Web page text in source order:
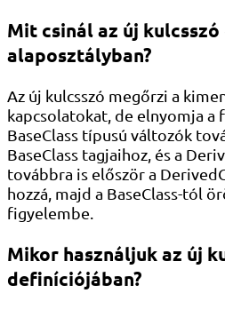
Mit csinál az új kulcsszó
alaposztályban?
Az új kulcsszó megőrzi a
kapcsolatokat, de elnyomja a
BaseClass típusú változók
BaseClass tagjaihoz, és a
továbbra is először a
hozzá, majd a BaseClass-tól
figyelembe.
Mikor használjuk az új
definíciójában?